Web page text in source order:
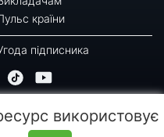
країни
підписника
цієї сторінки для відтворення,
використовує